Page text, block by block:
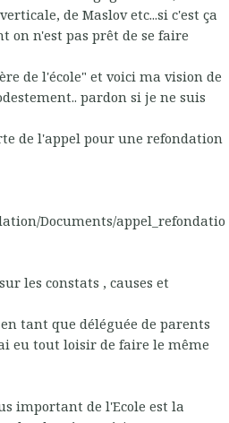
de Maslov etc...si c'est ça
on n'est pas prêt de se faire
de l'école" et voici ma vision de
pardon si je ne suis
de l'appel pour une refondation
Documents/appel_refondatio
les constats , causes et
tant que déléguée de parents
eu tout loisir de faire le même
important de l'Ecole est la